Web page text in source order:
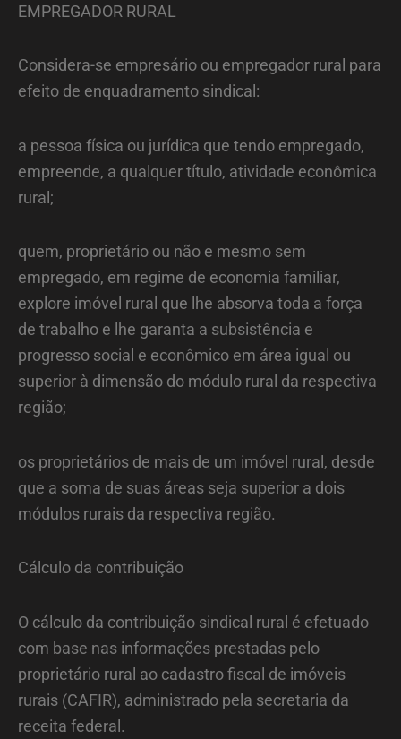
EMPREGADOR RURAL
Considera-se empresário ou empregador rural para
efeito de enquadramento sindical:
a pessoa física ou jurídica que tendo empregado,
empreende, a qualquer título, atividade econômica
rural;
quem, proprietário ou não e mesmo sem
empregado, em regime de economia familiar,
explore imóvel rural que lhe absorva toda a força
de trabalho e lhe garanta a subsistência e
progresso social e econômico em área igual ou
superior à dimensão do módulo rural da respectiva
região;
os proprietários de mais de um imóvel rural, desde
que a soma de suas áreas seja superior a dois
módulos rurais da respectiva região.
Cálculo da contribuição
O cálculo da contribuição sindical rural é efetuado
com base nas informações prestadas pelo
proprietário rural ao cadastro fiscal de imóveis
rurais (CAFIR), administrado pela secretaria da
receita federal.